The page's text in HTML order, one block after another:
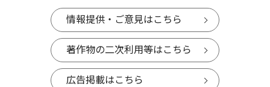
情報提供・ご意見はこちら
著作物の二次利用等はこちら
広告掲載はこちら